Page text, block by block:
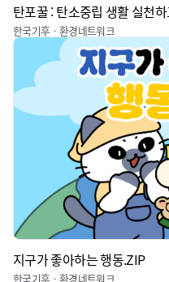
한국기후ㆍ환경네트워크
지구가 좋아하는 행동.ZIP
한국기후ㆍ환경네트워크